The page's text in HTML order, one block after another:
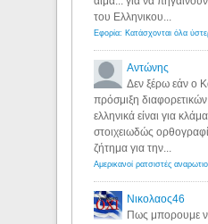
του Ελληνικου...
Αντώνης
Δεν ξέρω εάν ο
πρόσμιξη
ελληνικά είναι για
στοιχειωδώς
ζήτημα για την...
Νικολαος46
Πως μπορουμε